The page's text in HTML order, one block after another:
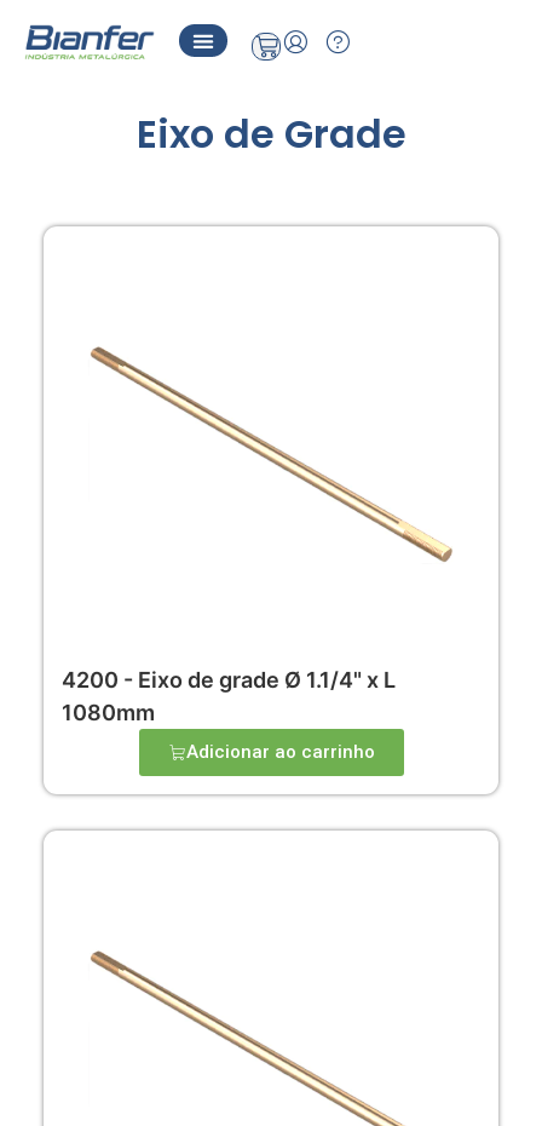
Eixo de Grade
4200 - Eixo de grade Ø 1.1/4" x L
1080mm
Adicionar ao carrinho